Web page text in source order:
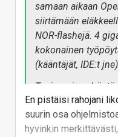
samaan aikaan
siirtämään
NOR-flashejä. 4
kokonainen
(kääntäjät, IDE:t
Tosin noissa
se, että jos tavara
enää leikata
En pistäisi rahojani
suurin osa
hyvinkin